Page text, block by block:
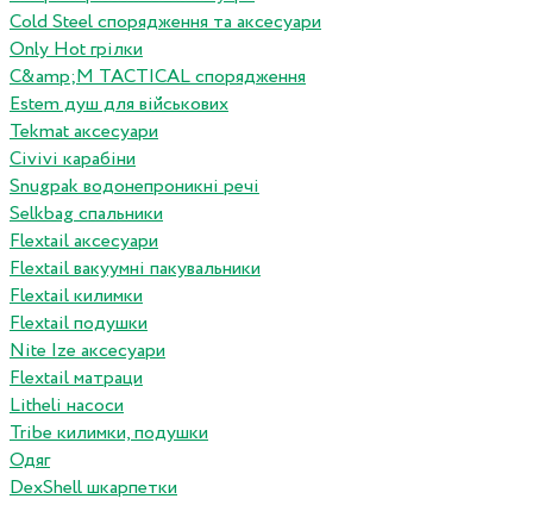
Cold Steel спорядження та аксесуари
Only Hot грілки
C&amp;M TACTICAL спорядження
Estem душ для військових
Tekmat аксесуари
Сivivi карабіни
Snugpak водонепроникні речі
Selkbag спальники
Flextail аксесуари
Flextail вакуумні пакувальники
Flextail килимки
Flextail подушки
Nite Ize аксесуари
Flextail матраци
Litheli насоси
Tribe килимки, подушки
Одяг
DexShell шкарпетки